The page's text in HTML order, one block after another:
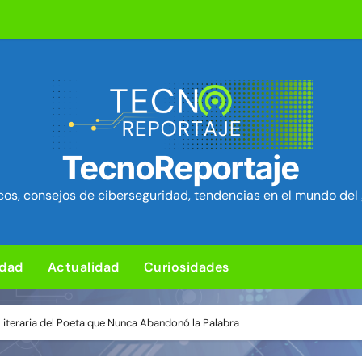
para subir un kit de herramientas de post-explotación a
ya está disponible: Game Freak presenta su nuevo RPG
Security Project ~ Segu-Info
en cPanel permite ejecutar SQL como root (extra:
para sorprender con pocos ingredientes
84 fallos en los núcleos 4G y 5G, incluido un fallo de
Ventajas y desventajas de esta nueva forma de jugar
TecnoReportaje
consejos de ciberseguridad, tendencias en el mundo
Actualidad Curiosidades
del Poeta que Nunca Abandonó la Palabra